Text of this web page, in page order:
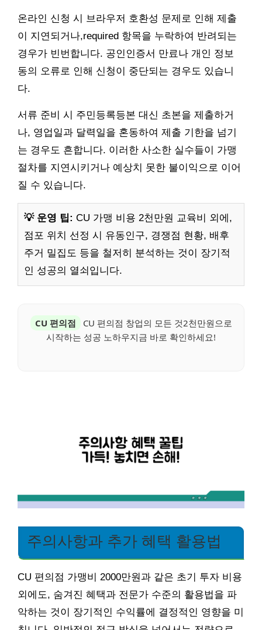
온라인 신청 시 브라우저 호환성 문제로 인해 제출
이 지연되거나,required 항목을 누락하여 반려되는
경우가 빈번합니다. 공인인증서 만료나 개인 정보
동의 오류로 인해 신청이 중단되는 경우도 있습니
다.
서류 준비 시 주민등록등본 대신 초본을 제출하거
나, 영업일과 달력일을 혼동하여 제출 기한을 넘기
는 경우도 흔합니다. 이러한 사소한 실수들이 가맹
절차를 지연시키거나 예상치 못한 불이익으로 이어
질 수 있습니다.
💡 운영 팁: CU 가맹 비용 2천만원 교육비 외에,
점포 위치 선정 시 유동인구, 경쟁점 현황, 배후
주거 밀집도 등을 철저히 분석하는 것이 장기적
인 성공의 열쇠입니다.
CU 편의점
CU 편의점 창업의 모든 것2천만원으로
시작하는 성공 노하우지금 바로 확인하세요!
주의사항과 추가 혜택 활용법
CU 편의점 가맹비 2000만원과 같은 초기 투자 비용
외에도, 숨겨진 혜택과 전문가 수준의 활용법을 파
악하는 것이 장기적인 수익률에 결정적인 영향을 미